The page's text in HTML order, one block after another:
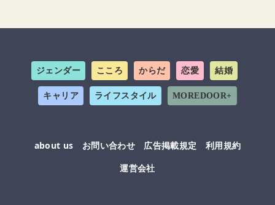
ジェンダー こころ からだ 恋愛 結婚
キャリア ライフスタイル MOREDOOR+
about us お問い合わせ 広告掲載規定
利用規約
運営会社